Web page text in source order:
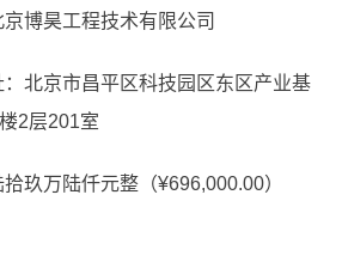
博昊工程技术有限公司
北京市昌平区科技园区东区产业基
2层201室
玖万陆仟元整（¥696,000.00）